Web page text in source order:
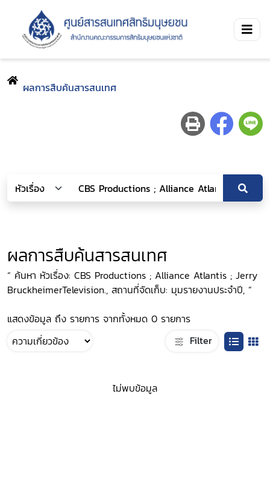
ผลการสืบค้นสารสนเทศ
ผลการสืบค้นสารสนเทศ
“ ค้นหา หัวเรื่อง: CBS Productions ; Alliance Atlantis ; Jerry
BruckheimerTelevision., สถานที่จัดเก็บ: มุมรายงานประจำปี, ”
แสดงข้อมูล ถึง รายการ จากทั้งหมด 0 รายการ
Filter
ไม่พบข้อมูล